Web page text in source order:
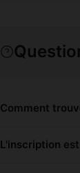
Comment
L'inscription